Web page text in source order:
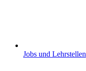
Jobs und Lehrstellen